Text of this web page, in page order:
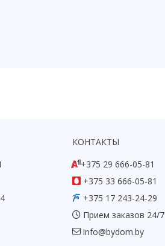
КОНТАКТЫ
+375 29 666-05-81
+375 33 666-05-81
+375 17 243-24-29
Прием заказов 24/7
info@bydom.by